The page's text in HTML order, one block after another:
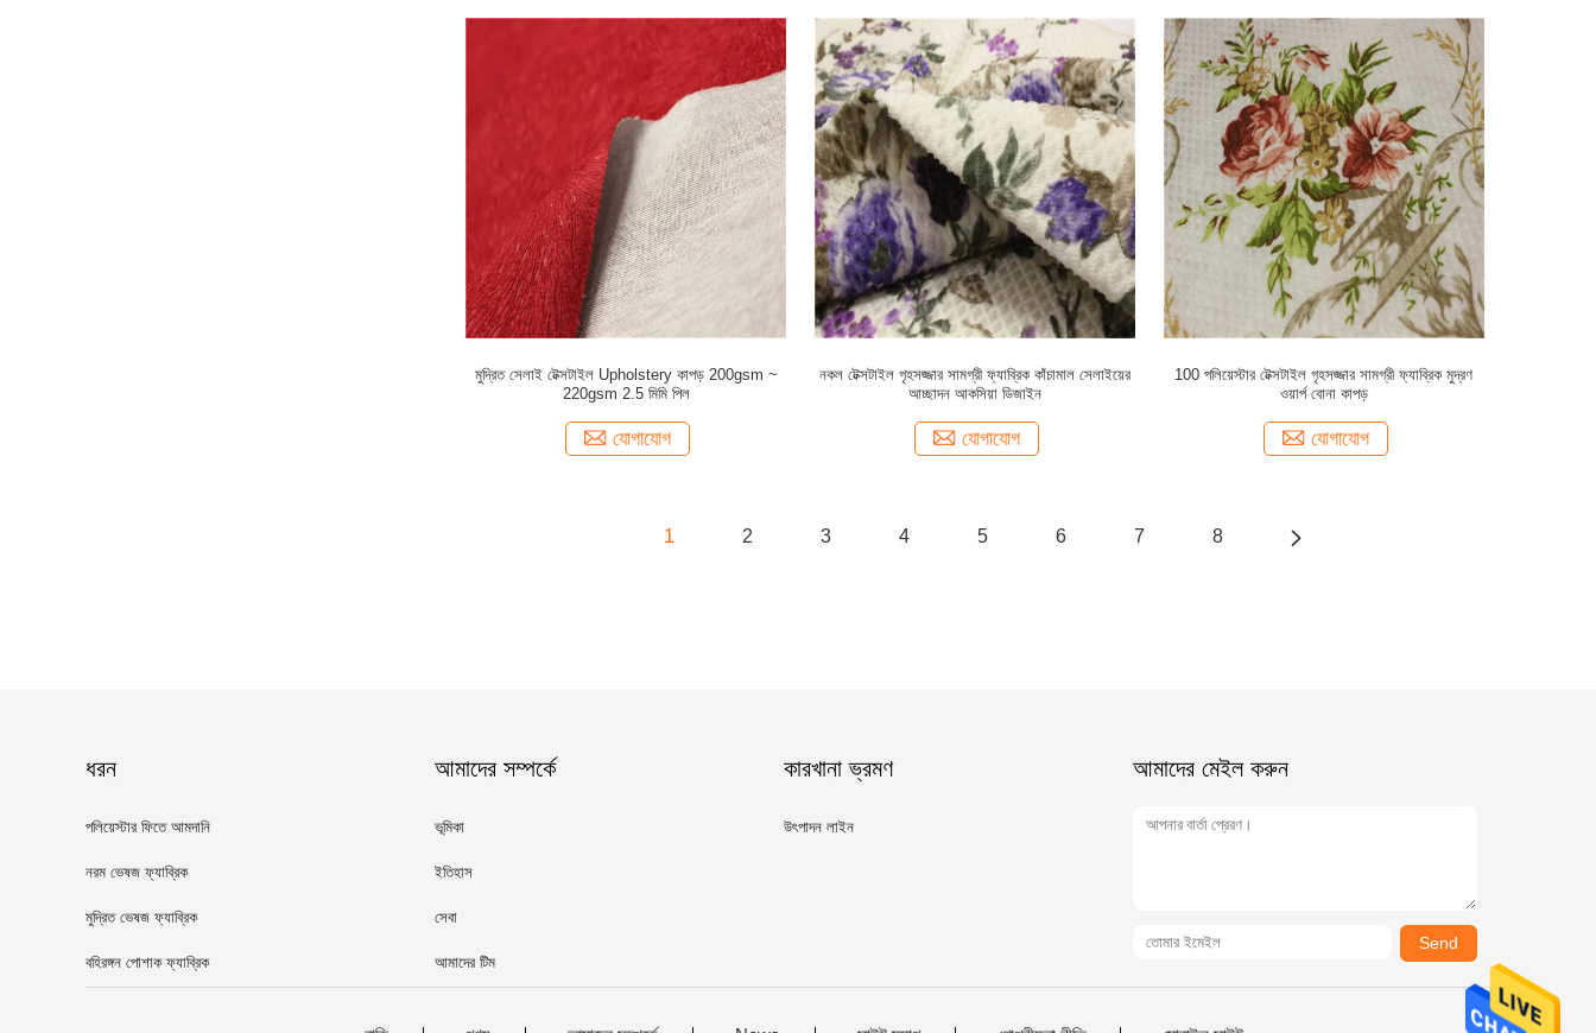
মুদ্রিত সেলাই টেক্সটাইল Upholstery কাপড় 200gsm ~
220gsm 2.5 মিমি পিল
যোগাযোগ
নকল টেক্সটাইল গৃহসজ্জার সামগ্রী ফ্যাব্রিক কাঁচামাল সেলাইয়ের
আচ্ছাদন আকসিয়া ডিজাইন
যোগাযোগ
100 পলিয়েস্টার টেক্সটাইল গৃহসজ্জার সামগ্রী ফ্যাব্রিক মুদ্রণ
ওয়ার্প বোনা কাপড়
যোগাযোগ
1 2 3 4 5 6 7 8
ধরন
পলিয়েস্টার ফিতে আমদানি
নরম ভেষজ ফ্যাব্রিক
মুদ্রিত ভেষজ ফ্যাব্রিক
বহিরঙ্গন পোশাক ফ্যাব্রিক
আমাদের সম্পর্কে
ভূমিকা
ইতিহাস
সেবা
আমাদের টিম
কারখানা ভ্রমণ
উৎপাদন লাইন
আমাদের মেইল ​​করুন
Send